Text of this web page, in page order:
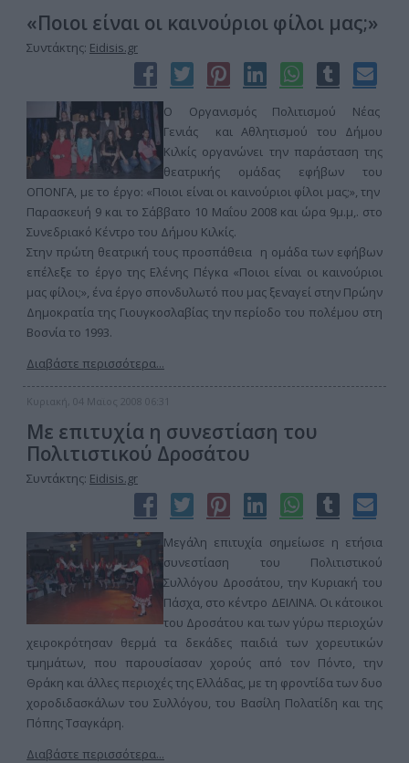
«Ποιοι είναι οι καινούριοι φίλοι μας;»
Συντάκτης: Eidisis.gr
Ο Οργανισμός Πολιτισμού Νέας
Γενιάς και Αθλητισμού του Δήμου
Κιλκίς οργανώνει την παράσταση της
θεατρικής ομάδας εφήβων του
ΟΠΟΝΓΑ, με το έργο: «Ποιοι είναι οι καινούριοι φίλοι μας;», την
Παρασκευή 9 και το Σάββατο 10 Μαΐου 2008 και ώρα 9μ.μ,. στο
Συνεδριακό Κέντρο του Δήμου Κιλκίς.
Στην πρώτη θεατρική τους προσπάθεια η ομάδα των εφήβων
επέλεξε το έργο της Ελένης Πέγκα «Ποιοι είναι οι καινούριοι
μας φίλοι;», ένα έργο σπονδυλωτό που μας ξεναγεί στην Πρώην
Δημοκρατία της Γιουγκοσλαβίας την περίοδο του πολέμου στη
Βοσνία το 1993.
Διαβάστε περισσότερα...
Κυριακή, 04 Μαϊος 2008 06:31
Με επιτυχία η συνεστίαση του
Πολιτιστικού Δροσάτου
Συντάκτης: Eidisis.gr
Μεγάλη επιτυχία σημείωσε η ετήσια
συνεστίαση του Πολιτιστικού
Συλλόγου Δροσάτου, την Κυριακή του
Πάσχα, στο κέντρο ΔΕΙΛΙΝΑ. Οι κάτοικοι
του Δροσάτου και των γύρω περιοχών
χειροκρότησαν θερμά τα δεκάδες παιδιά των χορευτικών
τμημάτων, που παρουσίασαν χορούς από τον Πόντο, την
Θράκη και άλλες περιοχές της Ελλάδας, με τη φροντίδα των δυο
χοροδιδασκάλων του Συλλόγου, του Βασίλη Πολατίδη και της
Πόπης Τσαγκάρη.
Διαβάστε περισσότερα...